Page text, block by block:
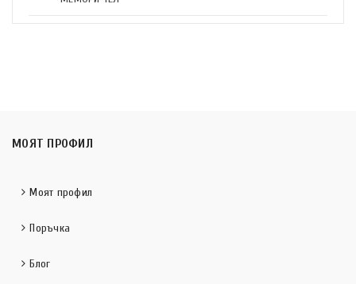
МОЯТ ПРОФИЛ
Моят профил
Поръчка
Блог